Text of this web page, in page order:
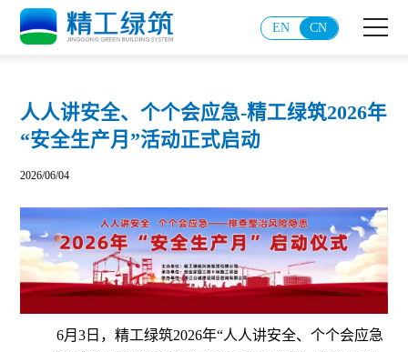
EN CN
人人讲安全、个个会应急-精工绿筑2026年
“安全生产月”活动正式启动
2026/06/04
6月3日，精工绿筑2026年“人人讲安全、个个会应急